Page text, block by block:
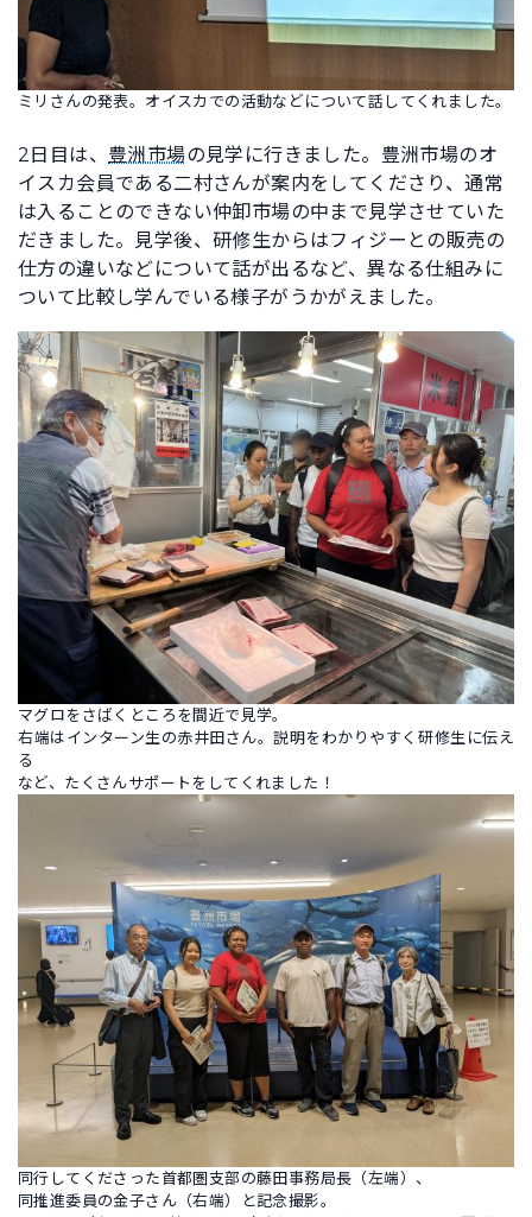
ミリさんの発表。オイスカでの活動などについて話してくれました。
2日目は、 豊洲市場の見学に行きました。豊洲市場のオ
イスカ会員である二村さんが案内をしてくださり、通常
は入ることのできない仲卸市場の中まで見学させていた
だきました。見学後、研修生からはフィジーとの販売の
仕方の違いなどについて話が出るなど、異なる仕組みに
ついて比較し学んでいる様子がうかがえました。
マグロをさばくところを間近で見学。
右端はインターン生の赤井田さん。説明をわかりやすく研修生に伝え
る
など、たくさんサポートをしてくれました！
同行してくださった首都圏支部の藤田事務局長（左端）、
同推進委員の金子さん（右端）と記念撮影。